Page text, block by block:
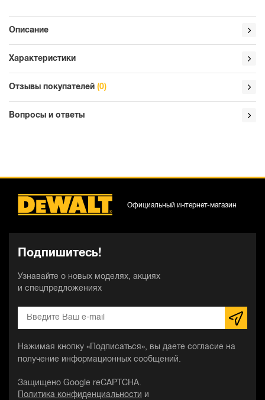
Описание
Характеристики
Отзывы покупателей (0)
Вопросы и ответы
Подпишитесь!
Узнавайте о новых моделях, акциях
и спецпредложениях
Нажимая кнопку «Подписаться», вы даете согласие на
получение информационных сообщений.
Защищено Google reCAPTCHA.
Политика конфиденциальности
и
Официальный интернет-магазин